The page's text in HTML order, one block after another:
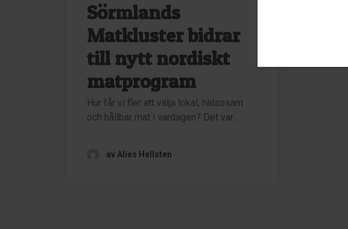
Sörmlands
Matkluster bidrar
till nytt nordiskt
matprogram
Hur får vi fler att välja lokal, hälsosam
och hållbar mat i vardagen? Det var…
av Alies Hellsten